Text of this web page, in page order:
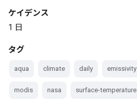
ケイデンス
1 日
タグ
aqua climate daily emissivity
modis nasa surface-temperature